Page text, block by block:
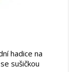
hadice na
sušičkou